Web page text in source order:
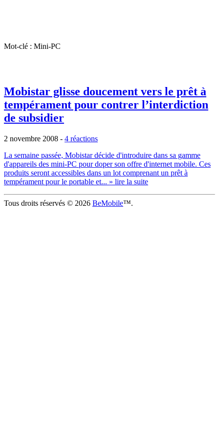
Mot-clé : Mini-PC
Mobistar glisse doucement vers le prêt à
tempérament pour contrer l’interdiction
de subsidier
2 novembre 2008 - 4 réactions
La semaine passée, Mobistar décide d'introduire dans sa gamme
d'appareils des mini-PC pour doper son offre d'internet mobile. Ces
produits seront accessibles dans un lot comprenant un prêt à
tempérament pour le portable et... » lire la suite
Tous droits réservés © 2026 BeMobile™.